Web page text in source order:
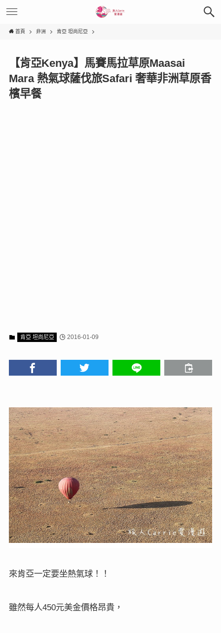
首頁 非洲 肯亞 坦尚尼亞
【肯亞Kenya】馬賽馬拉草原Maasai
Mara 熱氣球薩伐旅Safari 奢華非洲草原香
檳早餐
肯亞 坦尚尼亞 2016-01-09
來肯亞一定要坐熱氣球！！
雖然每人450元美金價格昂貴，